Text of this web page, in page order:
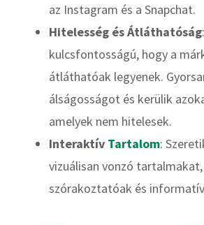
az Instagram és a Snapchat.
Hitelesség és Átláthatóság
kulcsfontosságú, hogy a
átláthatóak legyenek.
álságosságot és kerülik
amelyek nem hitelesek.
Interaktív Tartalom:
vizuálisan vonzó
szórakoztatóak és